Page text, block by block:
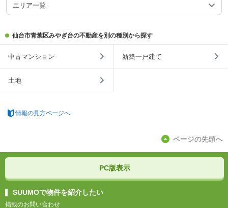
エリア一覧
仙台市青葉区みやぎ台の不動産を別の種別から探す
中古マンション 新築一戸建て
土地
情報の見方ページへ
ページの先頭へ
PC版表示
SUUMOで物件を紹介したい
掲載のお問い合わせ